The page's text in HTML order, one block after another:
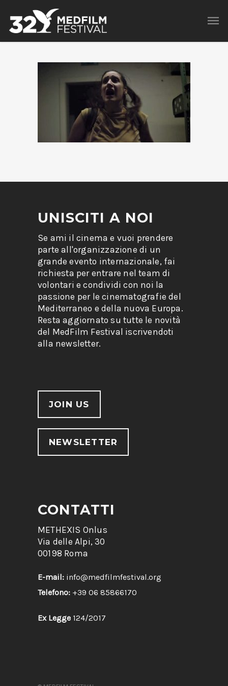
UNISCITI A NOI
Se ami il cinema e vuoi prendere
parte all'organizzazione di un
grande evento internazionale, fai
richiesta per entrare nel team di
volontari e condividi con noi la
passione per le cinematografie del
Mediterraneo e della nuova Europa.
Resta aggiornato su tutte le novità
del MedFilm Festival iscrivendoti
alla newsletter.
JOIN US
NEWSLETTER
CONTATTI
METHEXIS Onlus
Via delle Alpi, 30
00198 Roma
E-mail: info@medfilmfestival.org
Telefono: +39 06 85866170
Ex Legge 124/2017